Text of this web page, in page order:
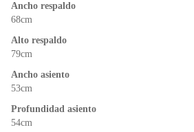
Ancho respaldo
68cm
Alto respaldo
79cm
Ancho asiento
53cm
Profundidad asiento
54cm